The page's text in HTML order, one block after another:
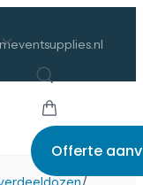
Offerte
/